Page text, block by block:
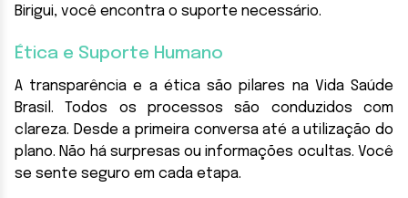
Birigui, você encontra o suporte necessário.
Ética e Suporte Humano
A transparência e a ética são pilares na Vida Saúde
Brasil. Todos os processos são conduzidos com
clareza. Desde a primeira conversa até a utilização do
plano. Não há surpresas ou informações ocultas. Você
se sente seguro em cada etapa.